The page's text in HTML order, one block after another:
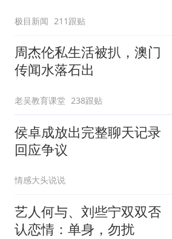
极目新闻 211跟贴
周杰伦私生活被扒，澳门
传闻水落石出
老吴教育课堂 238跟贴
侯卓成放出完整聊天记录
回应争议
情感大头说说
艺人何与、刘些宁双双否
认恋情：单身，勿扰